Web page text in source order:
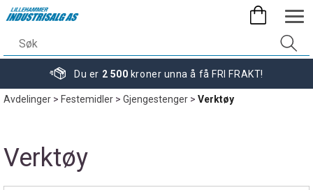
Du er 2 500 kroner unna å få FRI FRAKT!
Avdelinger>Festemidler>Gjengestenger>Verktøy
Verktøy